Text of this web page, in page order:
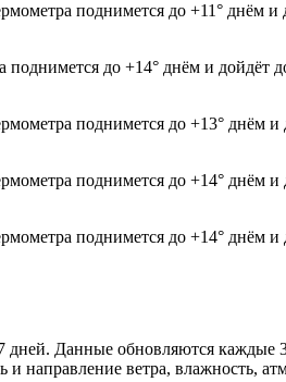
поднимется до +11°
поднимется до +14° днём и
поднимется до +13°
поднимется до +14°
поднимется до +14°
Данные обновляются каждые
направление ветра, влажность,